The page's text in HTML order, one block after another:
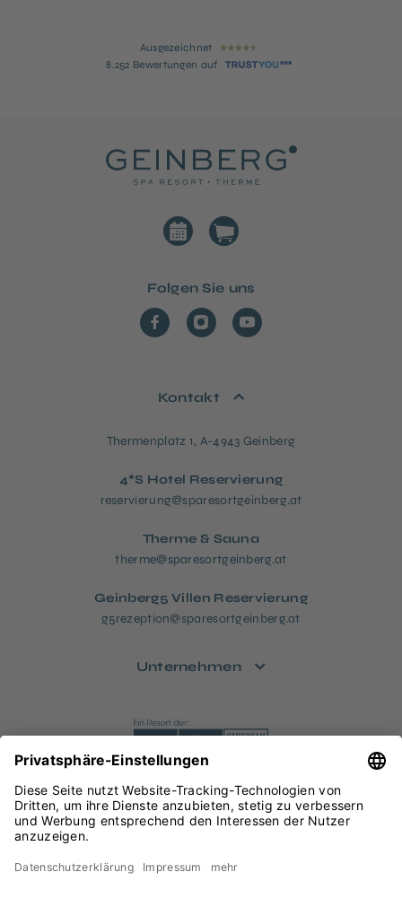
Ausgezeichnet
8.252 Bewertungen auf
Folgen Sie uns
Kontakt
Thermenplatz 1, A-4943 Geinberg
4*S Hotel Reservierung
reservierung@sparesortgeinberg.at
Therme & Sauna
therme@sparesortgeinberg.at
Geinberg5 Villen Reservierung
g5rezeption@sparesortgeinberg.at
Unternehmen
Datenschutz Impressum Rechtliches